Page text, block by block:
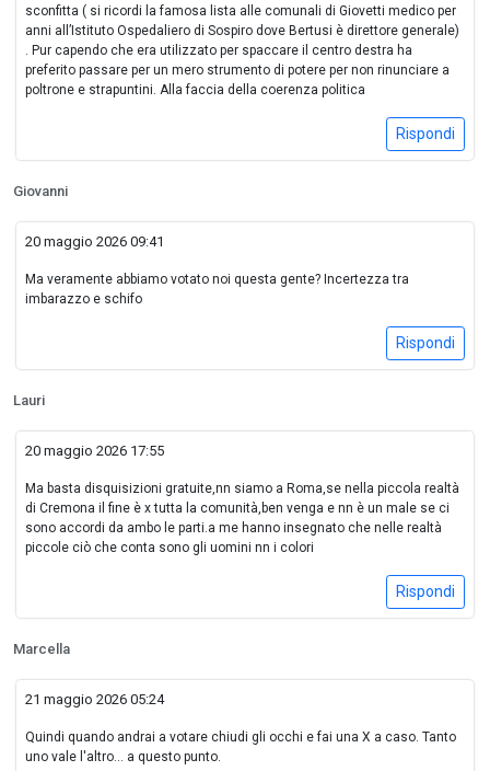
sconfitta ( si ricordi la famosa lista alle comunali di Giovetti medico per
anni all’Istituto Ospedaliero di Sospiro dove Bertusi è direttore generale)
. Pur capendo che era utilizzato per spaccare il centro destra ha
preferito passare per un mero strumento di potere per non rinunciare a
poltrone e strapuntini. Alla faccia della coerenza politica
Rispondi
Giovanni
20 maggio 2026 09:41
Ma veramente abbiamo votato noi questa gente? Incertezza tra
imbarazzo e schifo
Rispondi
Lauri
20 maggio 2026 17:55
Ma basta disquisizioni gratuite,nn siamo a Roma,se nella piccola realtà
di Cremona il fine è x tutta la comunità,ben venga e nn è un male se ci
sono accordi da ambo le parti.a me hanno insegnato che nelle realtà
piccole ciò che conta sono gli uomini nn i colori
Rispondi
Marcella
21 maggio 2026 05:24
Quindi quando andrai a votare chiudi gli occhi e fai una X a caso. Tanto
uno vale l'altro... a questo punto.